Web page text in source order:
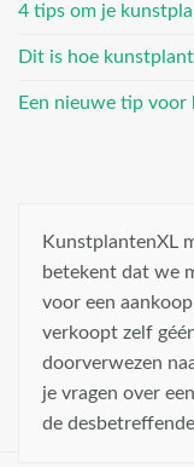
4 tips om je
Dit is hoe
Een nieuwe tip
KunstplantenXL
betekent dat we
voor een
verkoopt zelf
doorverwezen
je vragen over
de